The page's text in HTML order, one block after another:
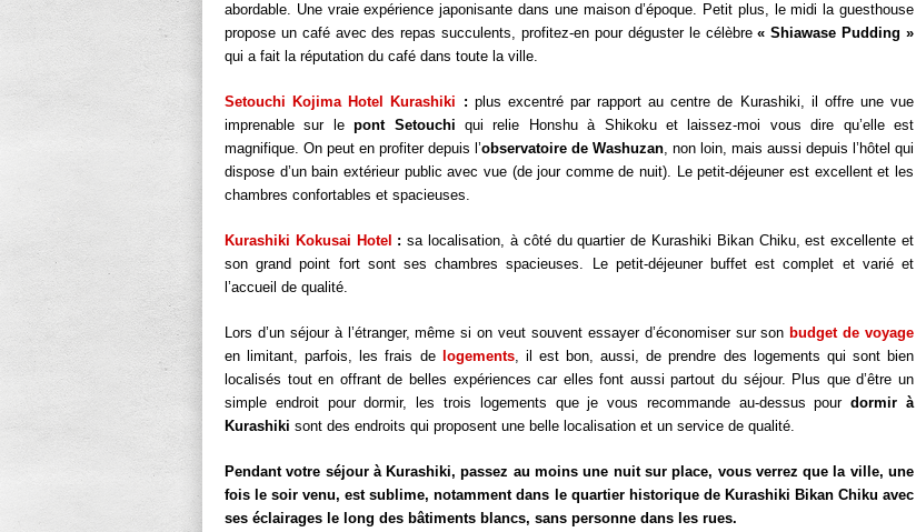
abordable. Une vraie expérience japonisante dans une maison d’époque. Petit plus, le midi la guesthouse
propose un café avec des repas succulents, profitez-en pour déguster le célèbre« Shiawase Pudding »
qui a fait la réputation du café dans toute la ville.
Setouchi Kojima Hotel Kurashiki : plus excentré par rapport au centre de Kurashiki, il offre une vue
imprenable sur lepont Setouchi qui relie Honshu à Shikoku et laissez-moi vous dire qu’elle est
magnifique. On peut en profiter depuis l’observatoire de Washuzan, non loin, mais aussi depuis l’hôtel qui
dispose d’un bain extérieur public avec vue (de jour comme de nuit). Le petit-déjeuner est excellent et les
chambres confortables et spacieuses.
Kurashiki Kokusai Hotel : sa localisation, à côté du quartier de Kurashiki Bikan Chiku, est excellente et
son grand point fort sont ses chambres spacieuses. Le petit-déjeuner buffet est complet et varié et
l’accueil de qualité.
Lors d’un séjour à l’étranger, même si on veut souvent essayer d’économiser sur son budget de voyage
en limitant, parfois, les frais de
logements, il est bon, aussi, de prendre des logements qui sont bien
localisés tout en offrant de belles expériences car elles font aussi partout du séjour. Plus que d’être un
simple endroit pour dormir, les trois logements que je vous recommande au-dessus pourdormir à
Kurashiki sont des endroits qui proposent une belle localisation et un service de qualité.
Pendant votre séjour à Kurashiki, passez au moins une nuit sur place, vous verrez que la ville, une
fois le soir venu, est sublime, notamment dans le quartier historique de Kurashiki Bikan Chiku avec
ses éclairages le long des bâtiments blancs, sans personne dans les rues.